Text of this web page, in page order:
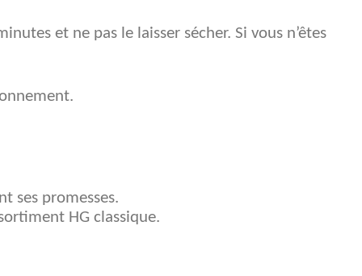
et ne pas le laisser sécher. Si vous n’êtes
ses promesses.
HG classique.